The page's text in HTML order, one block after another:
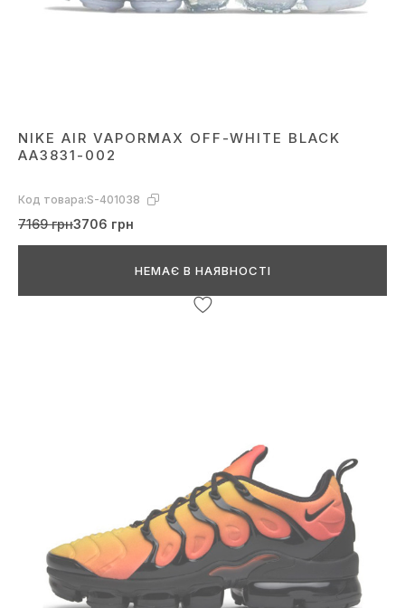
NIKE AIR VAPORMAX OFF-WHITE BLACK
AA3831-002
Код товара:S-401038
7169 грн3706 грн
НЕМАЄ В НАЯВНОСТІ